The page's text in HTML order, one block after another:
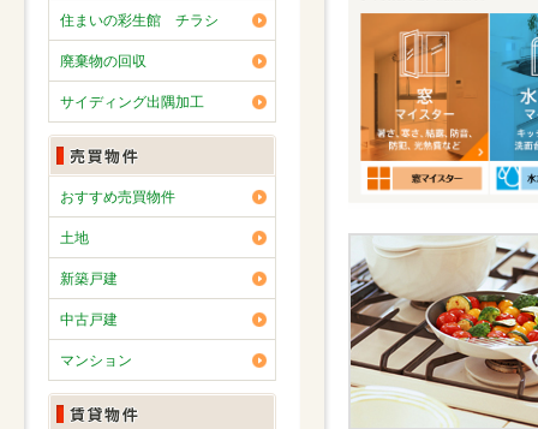
住まいの彩生館 チラシ
廃棄物の回収
サイディング出隅加工
おすすめ売買物件
土地
新築戸建
中古戸建
マンション